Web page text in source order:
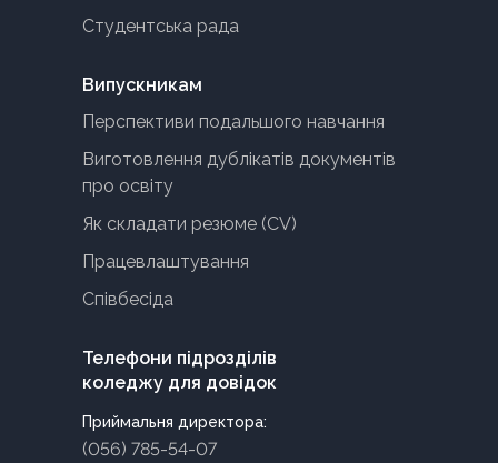
Студентська рада
Випускникам
Перспективи подальшого навчання
Виготовлення дублікатів документів
про освіту
Як складати резюме (CV)
Працевлаштування
Співбесіда
Телефони підрозділів
коледжу для довідок
Приймальня директора:
(056) 785-54-07